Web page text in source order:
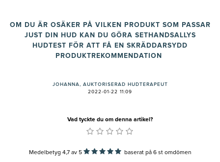
OM DU ÄR OSÄKER PÅ VILKEN PRODUKT SOM PASSAR
JUST DIN HUD KAN DU GÖRA SETHANDSALLYS
HUDTEST FÖR ATT FÅ EN SKRÄDDARSYDD
PRODUKTREKOMMENDATION
JOHANNA, AUKTORISERAD HUDTERAPEUT
2022-01-22 11:09
Vad tyckte du om denna artikel?
Medelbetyg 4,7av 5 baserat på 6st omdömen